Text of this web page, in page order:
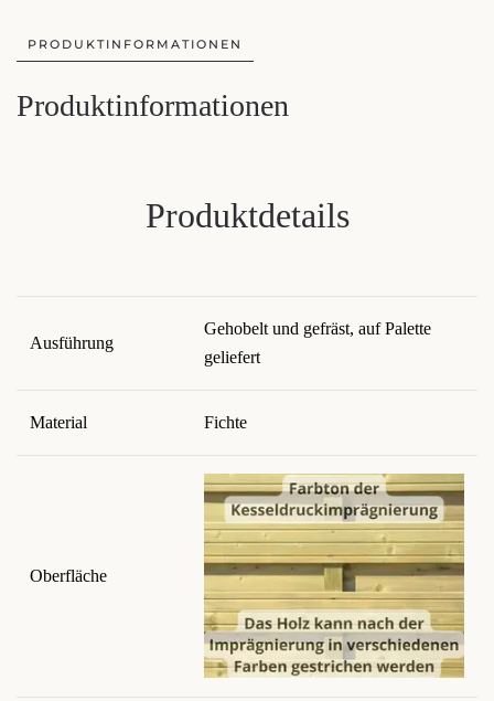
PRODUKTINFORMATIONEN
Produktinformationen
Produktdetails
Ausführung
Gehobelt und gefräst, auf Palette
geliefert
Material Fichte
Oberfläche